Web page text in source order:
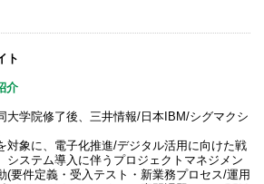
ト
介
大学院修了後、三井情報/日本IBM/シグマクシ
対象に、電子化推進/デジタル活用に向けた戦
システム導入に伴うプロジェクトマネジメン
(要件定義・受入テスト・新業務プロセス/運用